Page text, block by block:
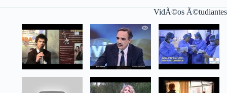
VidÃ©os Ã©tudiantes